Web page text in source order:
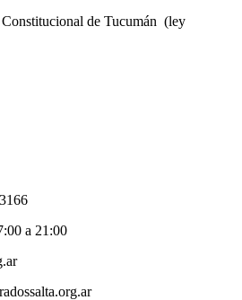
de Tucumán (ley
a 21:00